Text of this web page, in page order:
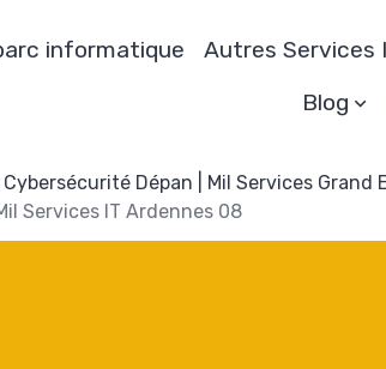
informatique Autres Services
Blog
Dépan | Mil Services Grand
Services IT Ardennes 08